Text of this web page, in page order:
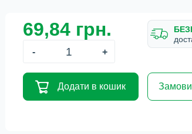
69,84 грн.
- +
Додати в кошик